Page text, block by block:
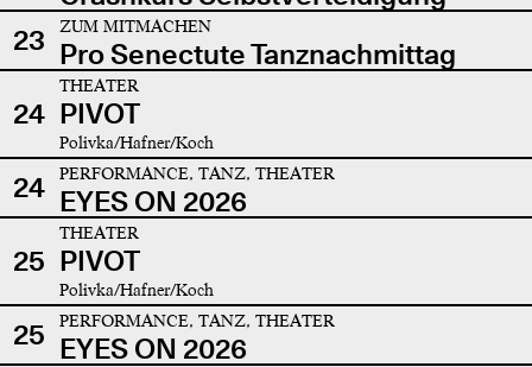
23
ZUM MITMACHEN
Pro Senectute Tanznachmittag
24
THEATER
PIVOT
Polivka/Hafner/Koch
24 PERFORMANCE, TANZ, THEATER
EYES ON 2026
25
THEATER
PIVOT
Polivka/Hafner/Koch
25 PERFORMANCE, TANZ, THEATER
EYES ON 2026